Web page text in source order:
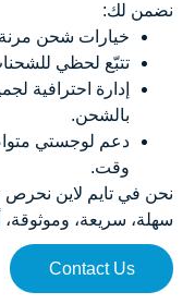
نضمن لك:
خيارات شحن
تتبّع لحظي
إدارة احترافية
بالشحن.
دعم لوجستي
وقت.
نحن في تايم لاين
سهلة، سريعة، وموثوقة،
Contact Us